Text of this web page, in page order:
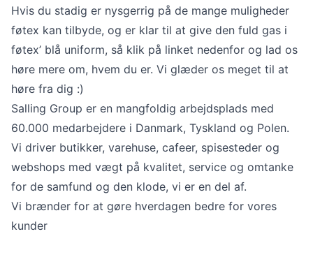
Hvis du stadig er nysgerrig på de mange muligheder
føtex kan tilbyde, og er klar til at give den fuld gas i
føtex’ blå uniform, så klik på linket nedenfor og lad os
høre mere om, hvem du er. Vi glæder os meget til at
høre fra dig :)
Salling Group er en mangfoldig arbejdsplads med
60.000 medarbejdere i Danmark, Tyskland og Polen.
Vi driver butikker, varehuse, cafeer, spisesteder og
webshops med vægt på kvalitet, service og omtanke
for de samfund og den klode, vi er en del af.
Vi brænder for at gøre hverdagen bedre for vores
kunder